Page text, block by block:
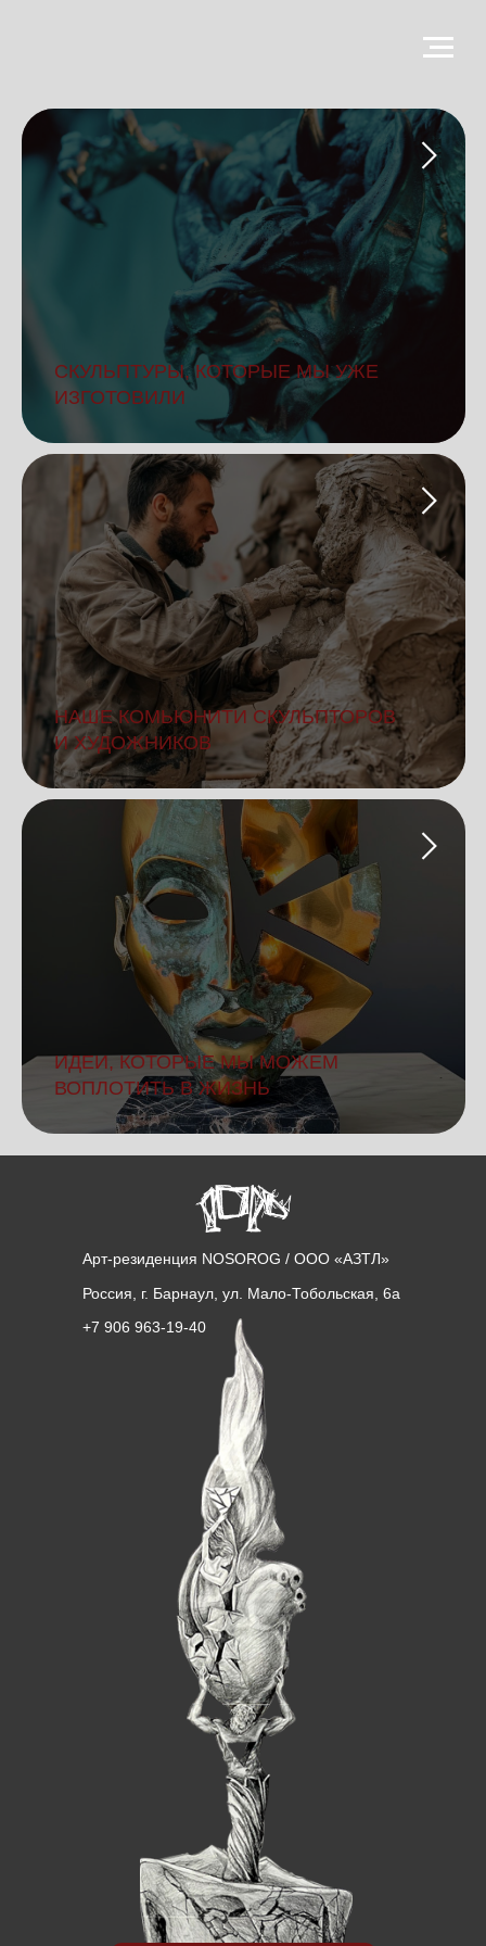
СКУЛЬПТУРЫ, КОТОРЫЕ МЫ УЖЕ
ИЗГОТОВИЛИ
НАШЕ КОМЬЮНИТИ СКУЛЬПТОРОВ
И ХУДОЖНИКОВ
ИДЕИ, КОТОРЫЕ МЫ МОЖЕМ
ВОПЛОТИТЬ В ЖИЗНЬ
Арт-резиденция NOSOROG / ООО «АЗТЛ»
+7 906 963-19-40
Россия, г. Барнаул, ул. Мало-Тобольская, 6а